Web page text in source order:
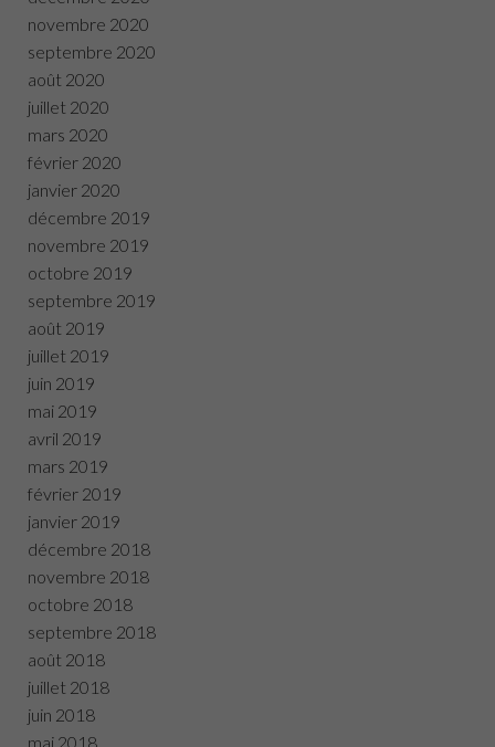
novembre 2020
septembre 2020
août 2020
juillet 2020
mars 2020
février 2020
janvier 2020
décembre 2019
novembre 2019
octobre 2019
septembre 2019
août 2019
juillet 2019
juin 2019
mai 2019
avril 2019
mars 2019
février 2019
janvier 2019
décembre 2018
novembre 2018
octobre 2018
septembre 2018
août 2018
juillet 2018
juin 2018
mai 2018